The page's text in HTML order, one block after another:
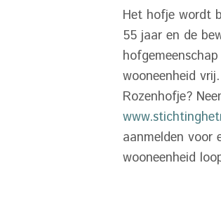
Het hofje wordt
55 jaar en de
wooneenheid
Rozenhofje?
aanmelden voor
wooneenheid